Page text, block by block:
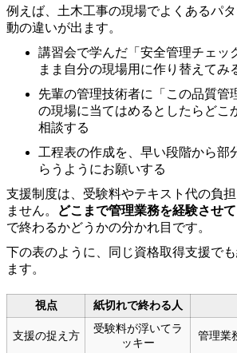
例えば、土木工事の現場でよくあるパ
動の違いが出ます。
講習会で学んだ「安全管理チェッ
まま自分の現場用に作り替えてみ
先輩の管理技術者に「この品質管
の現場に当てはめるとしたらどこ
相談する
工程表の作成を、早い段階から部
らうようにお願いする
支援制度は、受験料やテキスト代の負
ません。
どこまで管理業務を経験させ
で終わるかどうかの分かれ目です。
下の表のように、同じ資格取得支援で
ます。
視点 紙切れで終わる人
支援の捉え方
受験料が浮いてラ
ッキー
管理業